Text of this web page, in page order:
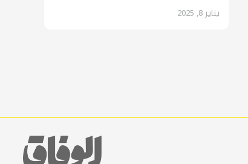
يناير 8, 2025